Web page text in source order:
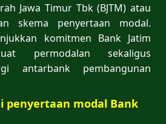
Jawa Timur Tbk (BJTM) atau
skema penyertaan modal.
komitmen Bank Jatim
permodalan sekaligus
antarbank pembangunan
penyertaan modal Bank